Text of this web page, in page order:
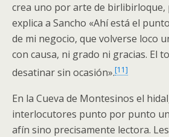
crea uno por arte de birlibirloque,
explica a Sancho «Ahí está el
de mi negocio, que volverse loco
con causa, ni grado ni gracias. El
desatinar sin ocasión».[11]
En la Cueva de Montesinos el
interlocutores punto por punto
afín sino precisamente lectora.